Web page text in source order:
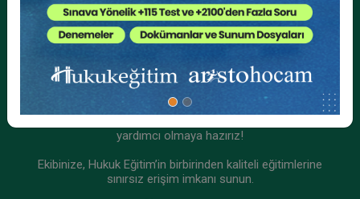
Tüketici Hukuku Enstitüsü
Kurumsal Üyelikler İçin
Kurumsal Teklif Alın
yardımcı olmaya hazırız!
Ekibinize, Hukuk Eğitim’in birbirinden kaliteli eğitimlerine
sınırsız erişim imkanı sunun.